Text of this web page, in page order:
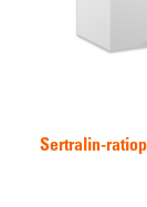
Sertralin-